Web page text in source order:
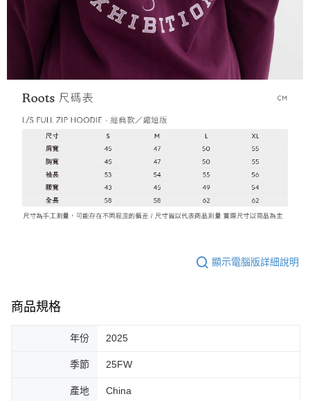
顯示電腦版詳細說明
商品規格
年份 2025
季節 25FW
產地 China